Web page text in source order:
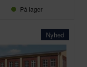
På lager
Nyhed